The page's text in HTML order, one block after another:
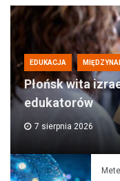
EDUKACJA
Płońsk wita
edukatorów
7 sierpnia 2026